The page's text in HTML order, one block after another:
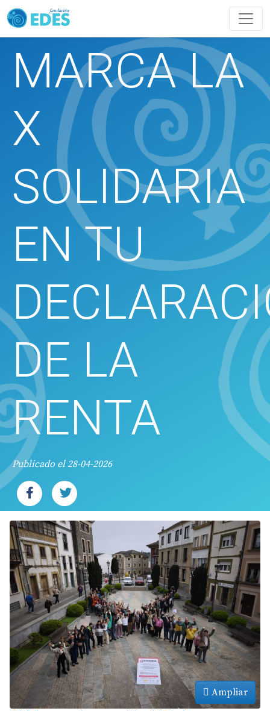
MARCA LA
X
SOLIDARIA
EN TU
DE LA
RENTA
Publicado el 28-04-2026
Ampliar